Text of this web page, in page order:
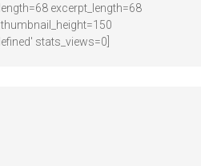
excerpt_length=68
stats_views=0]